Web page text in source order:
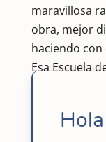
maravillosa
obra, mejor
haciendo con
Esa Escuela
y